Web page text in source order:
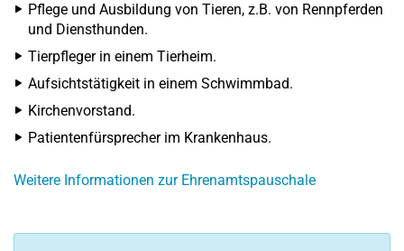
Pflege und Ausbildung von Tieren, z.B. von Rennpferden
und Diensthunden.
Tierpfleger in einem Tierheim.
Aufsichtstätigkeit in einem Schwimmbad.
Kirchenvorstand.
Patientenfürsprecher im Krankenhaus.
Weitere Informationen zur Ehrenamtspauschale